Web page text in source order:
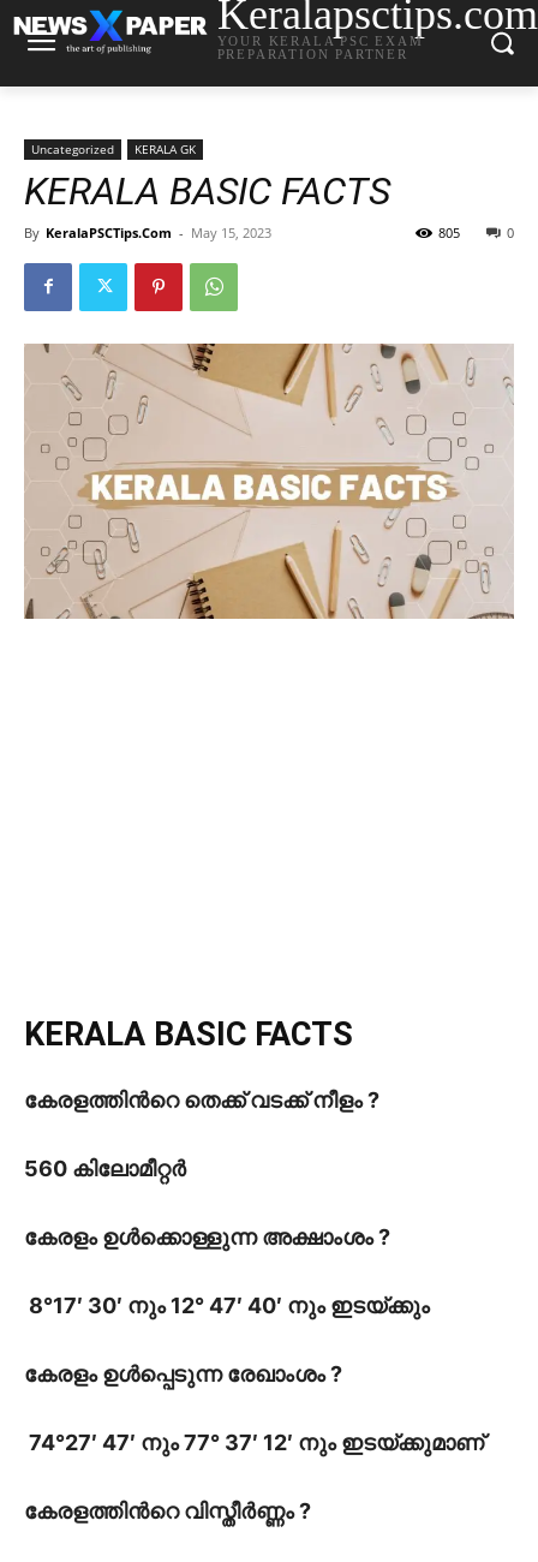
Keralapsctips.com
YOUR KERALA PSC EXAM
PREPARATION PARTNER
Uncategorized KERALA GK
KERALA BASIC FACTS
By KeralaPSCTips.Com - May 15, 2023 0
805
KERALA BASIC FACTS
കേരളത്തിൻറെ തെക്ക് വടക്ക് നീളം ?
560 കിലോമീറ്റർ
കേരളം ഉൾക്കൊള്ളുന്ന അക്ഷാംശം ?
8°17′ 30′ നും 12° 47′ 40′ നും ഇടയ്ക്കും
കേരളം ഉൾപ്പെടുന്ന രേഖാംശം ?
74°27′ 47′ നും 77° 37′ 12′ നും ഇടയ്ക്കുമാണ്
കേരളത്തിൻറെ വിസ്തീർണ്ണം ?